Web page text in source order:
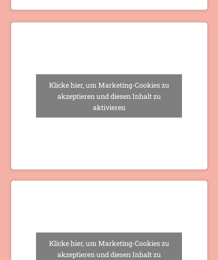
Klicke hier, um Marketing-Cookies zu
akzeptieren und diesen Inhalt zu
aktivieren
Klicke hier, um Marketing-Cookies zu
akzeptieren und diesen Inhalt zu